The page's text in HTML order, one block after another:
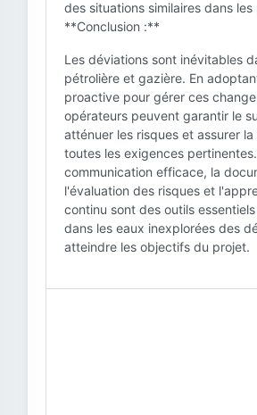
des situations similaires dans
**Conclusion :**
Les déviations sont inévitables
pétrolière et gazière. En
proactive pour gérer ces
opérateurs peuvent garantir le
atténuer les risques et assurer
toutes les exigences
communication efficace, la
l'évaluation des risques et
continu sont des outils
dans les eaux inexplorées des
atteindre les objectifs du projet.